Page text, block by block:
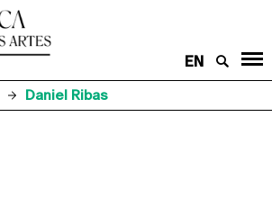
EN
Daniel Ribas